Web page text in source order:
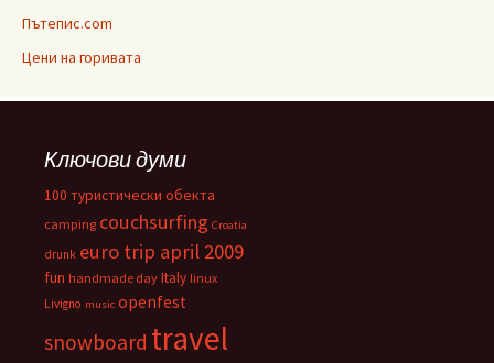
Пътепис.com
Цени на горивата
Ключови думи
100 туристически обекта
camping couchsurfing Croatia
drunk euro trip april 2009
fun handmade day Italy linux
Livigno music openfest
snowboard travel